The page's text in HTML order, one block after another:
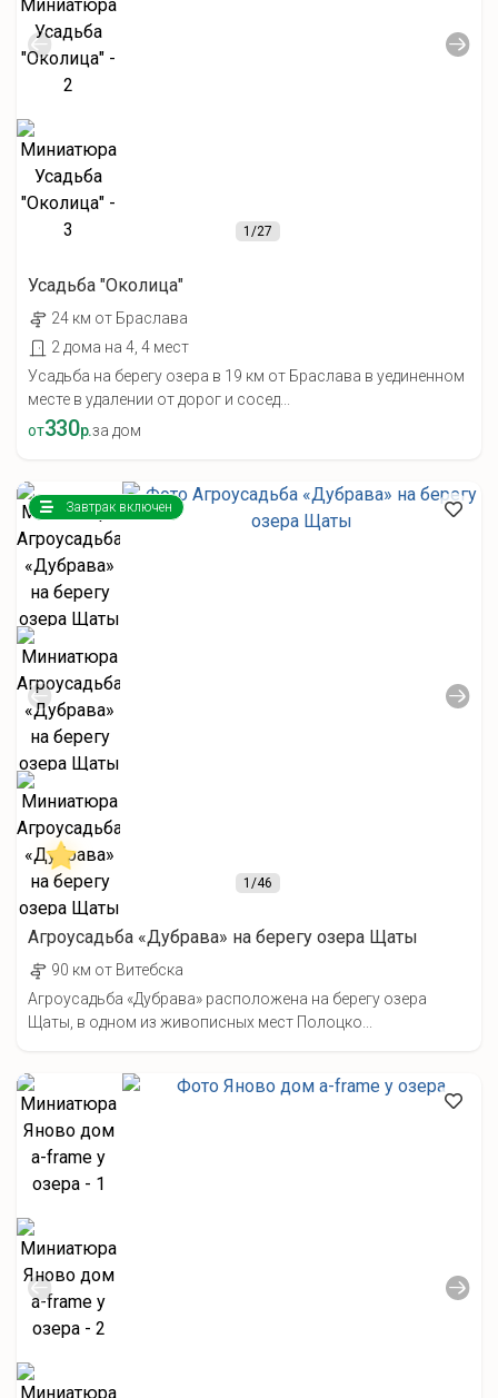
1/27
Усадьба "Околица"
24 км от Браслава
2 дома на 4, 4 мест
Усадьба на берегу озера в 19 км от Браслава в уединенном
месте в удалении от дорог и сосед...
от330р.за дом
1/46
Завтрак включен
Агроусадьба «Дубрава» на берегу озера Щаты
90 км от Витебска
Агроусадьба «Дубрава» расположена на берегу озера
Щаты, в одном из живописных мест Полоцко...